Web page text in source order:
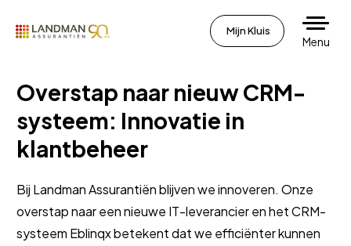
Mijn Kluis
Menu
Overstap naar nieuw CRM-
systeem: Innovatie in
klantbeheer
Bij Landman Assurantiën blijven we innoveren. Onze
overstap naar een nieuwe IT-leverancier en het CRM-
systeem Eblinqx betekent dat we efficiënter kunnen